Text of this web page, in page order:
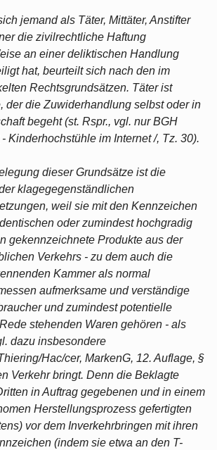
jemand als Täter, Mittäter, Anstifter
die zivilrechtliche Haftung
an einer deliktischen Handlung
hat, beurteilt sich nach den im
Rechtsgrundsätzen. Täter ist
der die Zuwiderhandlung selbst oder in
begeht (st. Rspr., vgl. nur BGH
- Kinderhochstühle im Internet /, Tz. 30).
dieser Grundsätze ist die
klagegegenständlichen
weil sie mit den Kennzeichen
oder zumindest hochgradig
gekennzeichnete Produkte aus der
Verkehrs - zu dem auch die
Kammer als normal
aufmerksame und verständige
und zumindest potentielle
stehenden Waren gehören - als
dazu insbesondere
Hac/cer, MarkenG, 12. Auflage, §
Verkehr bringt. Denn die Beklagte
in Auftrag gegebenen und in einem
Herstellungsprozess gefertigten
vor dem Inverkehrbringen mit ihren
(indem sie etwa an den T-